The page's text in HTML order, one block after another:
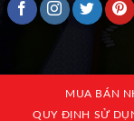
MUA BÁN
QUY ĐỊNH SỬ